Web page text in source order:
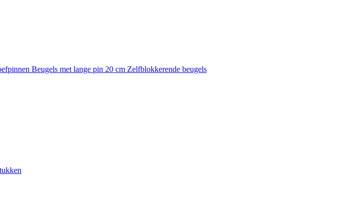
Beugels met lange pin 20 cm Zelfblokkerende beugels